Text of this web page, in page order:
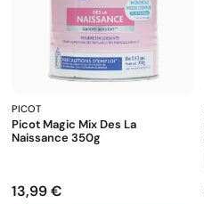
PICOT
Picot Magic Mix Des La
Naissance 350g
Prix
13,99 €